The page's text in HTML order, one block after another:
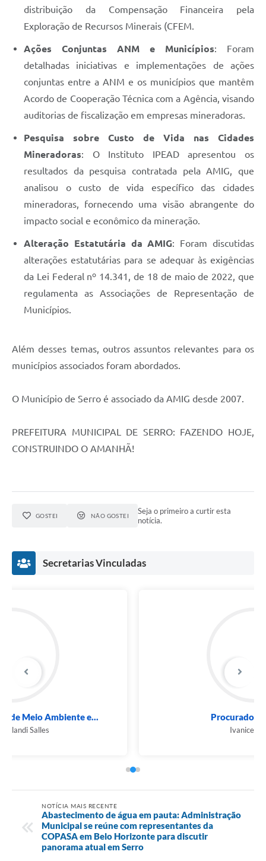
distribuição da Compensação Financeira pela
Exploração de Recursos Minerais (CFEM.
Ações Conjuntas ANM e Municípios: Foram
detalhadas iniciativas e implementações de ações
conjuntas entre a ANM e os municípios que mantêm
Acordo de Cooperação Técnica com a Agência, visando
auditorias de fiscalização em empresas mineradoras.
Pesquisa sobre Custo de Vida nas Cidades
Mineradoras: O Instituto IPEAD apresentou os
resultados da pesquisa contratada pela AMIG, que
analisou o custo de vida específico das cidades
mineradoras, fornecendo uma visão abrangente do
impacto social e econômico da mineração.
Alteração Estatutária da AMIG: Foram discutidas
alterações estatutárias para se adequar às exigências
da Lei Federal nº 14.341, de 18 de maio de 2022, que
regulamenta as Associações de Representação de
Municípios.
Além desses temas, outros assuntos relevantes para os
municípios associados foram abordados.
O Município de Serro é associado da AMIG desde 2007.
PREFEITURA MUNICIPAL DE SERRO: FAZENDO HOJE,
CONSTRUINDO O AMANHÃ!
GOSTEI NÃO GOSTEI
Seja o primeiro a curtir esta
notícia.
Secretarias Vinculadas
Procuradoria Jurídica
NOTÍCIA MAIS RECENTE
Abastecimento de água em pauta: Administração
Municipal se reúne com representantes da
COPASA em Belo Horizonte para discutir
panorama atual em Serro